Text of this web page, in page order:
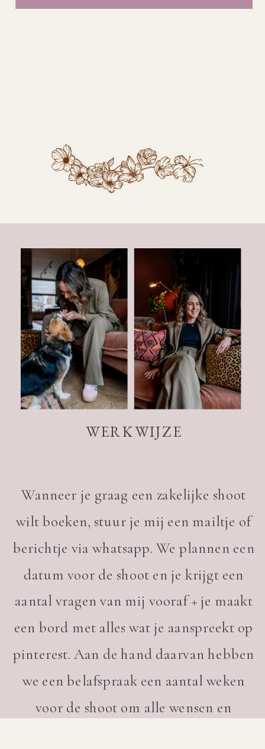
Wanneer je graag een zakelijke shoot
wilt boeken, stuur je mij een mailtje of
berichtje via whatsapp. We plannen een
datum voor de shoot en je krijgt een
aantal vragen van mij vooraf + je maakt
een bord met alles wat je aanspreekt op
pinterest. Aan de hand daarvan hebben
we een belafspraak een aantal weken
voor de shoot om alle wensen en
WERKWIJZE